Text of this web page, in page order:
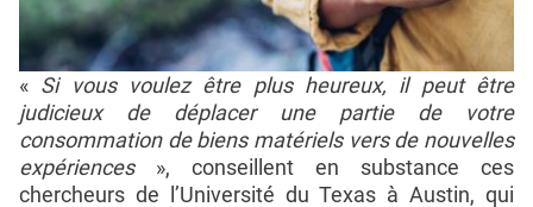
« Si vous voulez être plus heureux, il peut être
judicieux de déplacer une partie de votre
consommation de biens matériels vers de nouvelles
expériences», conseillent en substance ces
chercheurs de l’Université du Texas à Austin, qui